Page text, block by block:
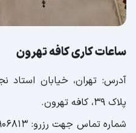
ساعات کاری کافه تهرون
آدرس: تهران، خیابان استاد
پلاک 39، کافه تهرون.